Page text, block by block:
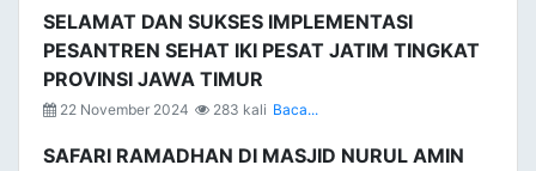
SELAMAT DAN SUKSES IMPLEMENTASI
PESANTREN SEHAT IKI PESAT JATIM TINGKAT
PROVINSI JAWA TIMUR
22 November 2024 283 kali Baca...
SAFARI RAMADHAN DI MASJID NURUL AMIN